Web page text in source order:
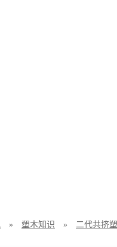
» 塑木知识 » 二代共挤